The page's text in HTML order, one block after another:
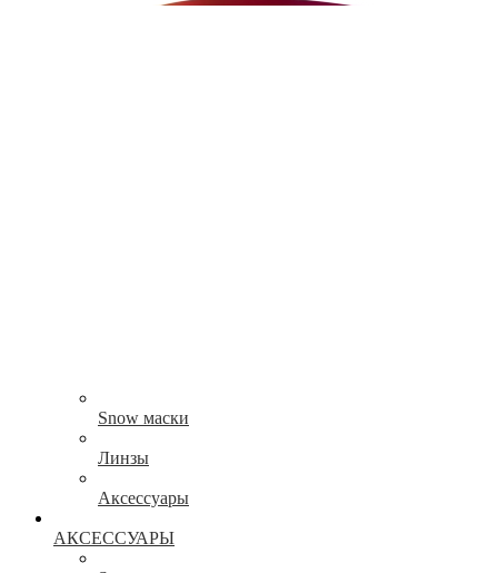
Snow маски
Линзы
Аксессуары
АКСЕССУАРЫ